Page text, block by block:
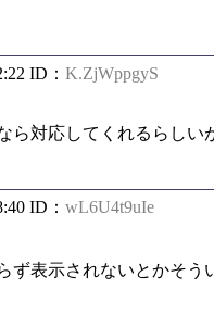
ID： K.ZjWppgyS
対応してくれるらしい
ID： wL6U4t9uIe
ず表示されないとかそう